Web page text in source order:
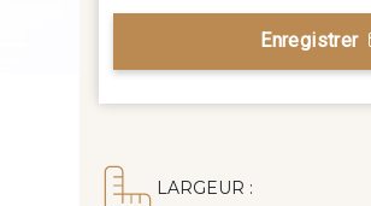
Enregistrer
LARGEUR :